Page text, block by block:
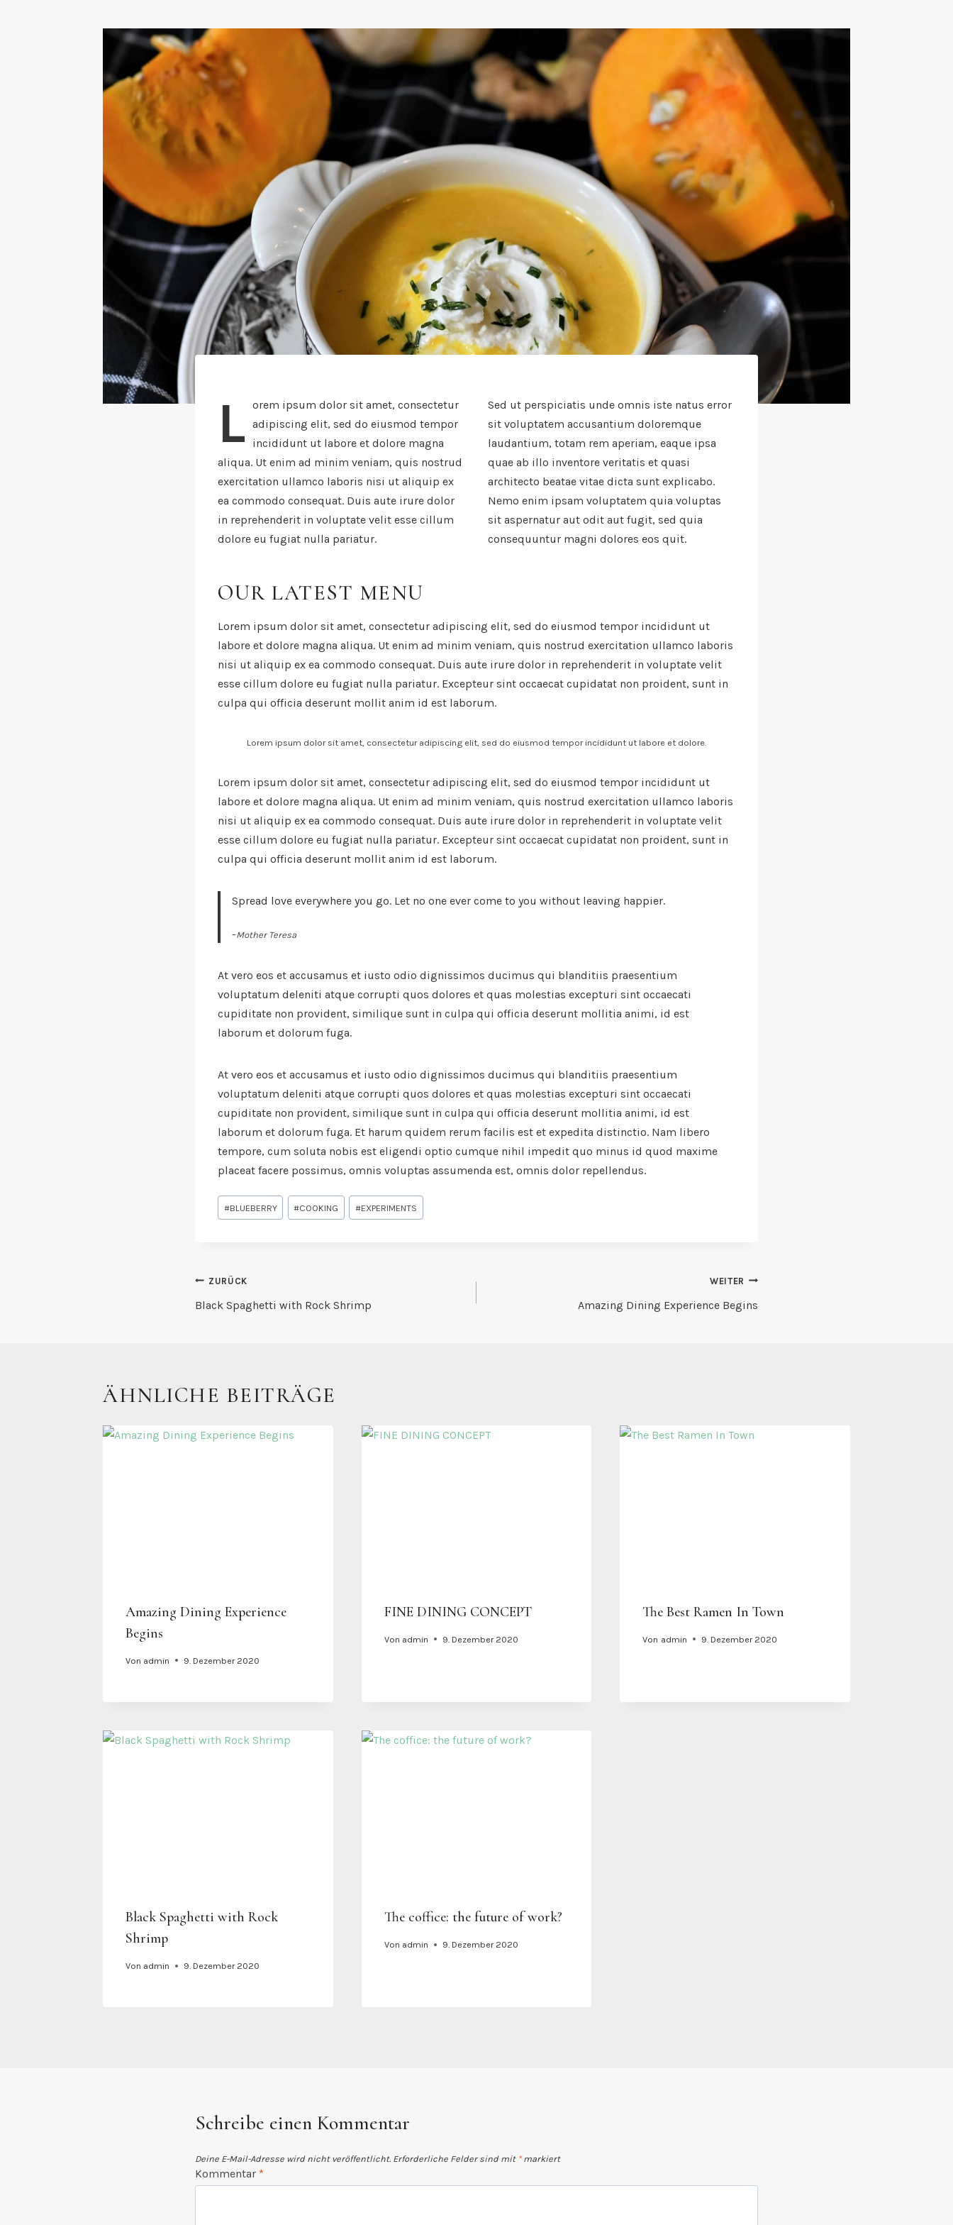
L orem ipsum dolor sit amet, consectetur
adipiscing elit, sed do eiusmod tempor
incididunt ut labore et dolore magna
aliqua. Ut enim ad minim veniam, quis nostrud
exercitation ullamco laboris nisi ut aliquip ex
ea commodo consequat. Duis aute irure dolor
in reprehenderit in voluptate velit esse cillum
dolore eu fugiat nulla pariatur.
Sed ut perspiciatis unde omnis iste natus error
sit voluptatem accusantium doloremque
laudantium, totam rem aperiam, eaque ipsa
quae ab illo inventore veritatis et quasi
architecto beatae vitae dicta sunt explicabo.
Nemo enim ipsam voluptatem quia voluptas
sit aspernatur aut odit aut fugit, sed quia
consequuntur magni dolores eos quit.
OUR LATEST MENU
Lorem ipsum dolor sit amet, consectetur adipiscing elit, sed do eiusmod tempor incididunt ut
labore et dolore magna aliqua. Ut enim ad minim veniam, quis nostrud exercitation ullamco laboris
nisi ut aliquip ex ea commodo consequat. Duis aute irure dolor in reprehenderit in voluptate velit
esse cillum dolore eu fugiat nulla pariatur. Excepteur sint occaecat cupidatat non proident, sunt in
culpa qui officia deserunt mollit anim id est laborum.
Lorem ipsum dolor sit amet, consectetur adipiscing elit, sed do eiusmod tempor incididunt ut labore et dolore.
Lorem ipsum dolor sit amet, consectetur adipiscing elit, sed do eiusmod tempor incididunt ut
labore et dolore magna aliqua. Ut enim ad minim veniam, quis nostrud exercitation ullamco laboris
nisi ut aliquip ex ea commodo consequat. Duis aute irure dolor in reprehenderit in voluptate velit
esse cillum dolore eu fugiat nulla pariatur. Excepteur sint occaecat cupidatat non proident, sunt in
culpa qui officia deserunt mollit anim id est laborum.
Spread love everywhere you go. Let no one ever come to you without leaving happier.
–Mother Teresa
At vero eos et accusamus et iusto odio dignissimos ducimus qui blanditiis praesentium
voluptatum deleniti atque corrupti quos dolores et quas molestias excepturi sint occaecati
cupiditate non provident, similique sunt in culpa qui officia deserunt mollitia animi, id est
laborum et dolorum fuga.
At vero eos et accusamus et iusto odio dignissimos ducimus qui blanditiis praesentium
voluptatum deleniti atque corrupti quos dolores et quas molestias excepturi sint occaecati
cupiditate non provident, similique sunt in culpa qui officia deserunt mollitia animi, id est
laborum et dolorum fuga. Et harum quidem rerum facilis est et expedita distinctio. Nam libero
tempore, cum soluta nobis est eligendi optio cumque nihil impedit quo minus id quod maxime
placeat facere possimus, omnis voluptas assumenda est, omnis dolor repellendus.
Schlagworte:
#BLUEBERRY #COOKING #EXPERIMENTS
BEITRAGSNAVIGATION
ZURÜCK
Black Spaghetti with Rock Shrimp
WEITER
Amazing Dining Experience Begins
ÄHNLICHE BEITRÄGE
Amazing Dining Experience
Begins
Von admin 9. Dezember 2020
FINE DINING CONCEPT
Von admin 9. Dezember 2020
The Best Ramen In Town
Von admin 9. Dezember 2020
Black Spaghetti with Rock
Shrimp
Von admin 9. Dezember 2020
The coffice: the future of work?
Von admin 9. Dezember 2020
Schreibe einen Kommentar
Deine E-Mail-Adresse wird nicht veröffentlicht. Erforderliche Felder sind mit *markiert
Kommentar *